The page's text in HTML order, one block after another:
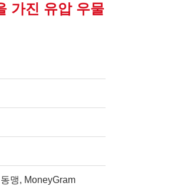
가진 유압 우물
맹, MoneyGram